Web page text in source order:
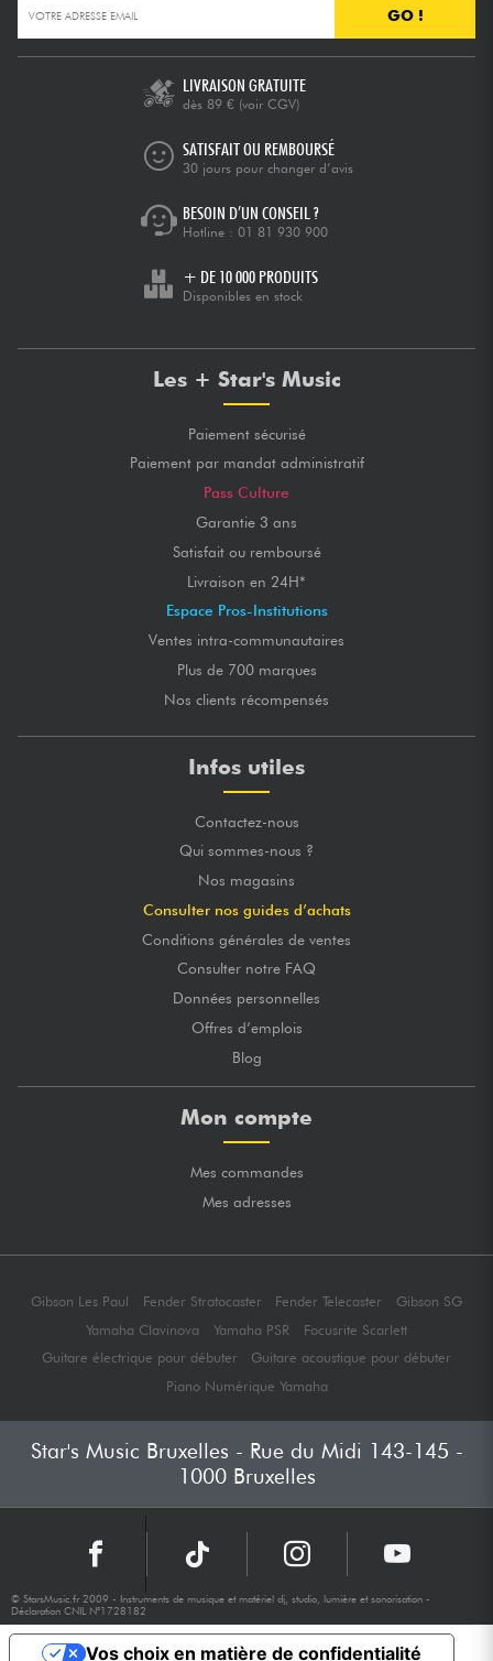
GO !
LIVRAISON GRATUITE
dès 89 € (voir CGV)
SATISFAIT OU REMBOURSÉ
30 jours pour changer d’avis
BESOIN D’UN CONSEIL ?
Hotline : 01 81 930 900
+ DE 10 000 PRODUITS
Disponibles en stock
Les + Star's Music
Paiement sécurisé
Paiement par mandat administratif
Pass Culture
Garantie 3 ans
Satisfait ou remboursé
Livraison en 24H*
Espace Pros-Institutions
Ventes intra-communautaires
Plus de 700 marques
Nos clients récompensés
Infos utiles
Contactez-nous
Qui sommes-nous ?
Nos magasins
Consulter nos guides d’achats
Conditions générales de ventes
Consulter notre FAQ
Données personnelles
Offres d’emplois
Blog
Mon compte
Mes commandes
Mes adresses
Gibson Les Paul Fender Stratocaster Fender Telecaster
Gibson SG
Yamaha Clavinova
Yamaha PSR
Focusrite Scarlett
Guitare électrique pour débuter
Guitare acoustique pour débuter
Piano Numérique Yamaha
Star's Music Bruxelles - Rue du Midi 143-145 -
1000 Bruxelles
© StarsMusic.fr 2009 - Instruments de musique et matériel dj, studio, lumière et sonorisation -
Déclaration CNIL N°1728182
Vos choix en matière de confidentialité